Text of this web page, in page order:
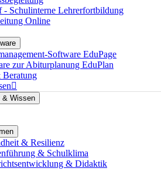
- Schulinterne Lehrerfortbildung
Online
Software EduPage
zur Abiturplanung EduPlan

& Wissen
& Resilienz
& Schulklima
& Didaktik